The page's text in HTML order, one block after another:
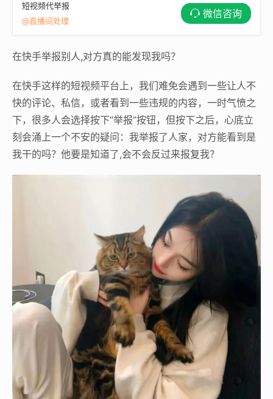
短视频代举报
@直播间处理
微信咨询
在快手举报别人,对方真的能发现我吗？
在快手这样的短视频平台上，我们难免会遇到一些让人不
快的评论、私信，或者看到一些违规的内容，一时气愤之
下，很多人会选择按下“举报”按钮，但按下之后，心底立
刻会涌上一个不安的疑问：我举报了人家，对方能看到是
我干的吗？他要是知道了,会不会反过来报复我？